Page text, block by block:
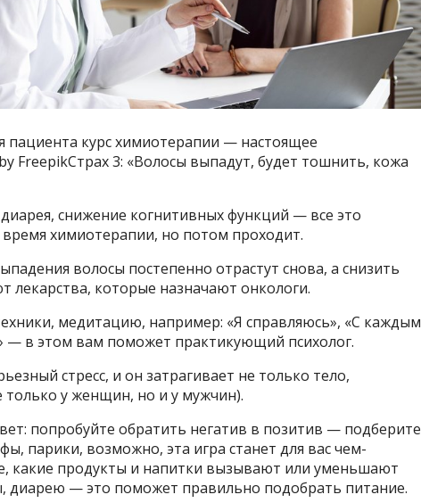
курс химиотерапии — настоящее
FreepikСтрах 3: «Волосы выпадут, будет тошнить, кожа
снижение когнитивных функций — все это
время химиотерапии, но потом проходит.
волосы постепенно отрастут снова, а снизить
которые назначают онкологи.
медитацию, например: «Я справляюсь», «С каждым
— в этом вам поможет практикующий психолог.
стресс, и он затрагивает не только тело,
у женщин, но и у мужчин).
попробуйте обратить негатив в позитив — подберите
парики, возможно, эта игра станет для вас чем-
какие продукты и напитки вызывают или уменьшают
— это поможет правильно подобрать питание.